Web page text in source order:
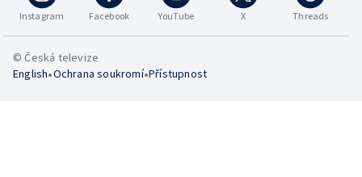
Instagram Facebook YouTube X Threads
© Česká televize
English•Ochrana soukromí•Přístupnost